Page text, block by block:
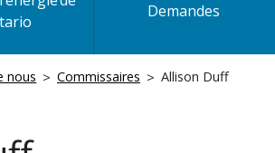
Demandes
nous Commissaires Allison Duff